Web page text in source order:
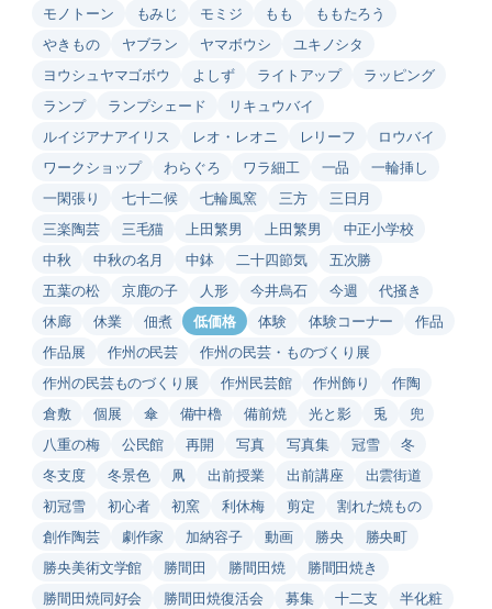
モノトーン
もみじ モミジ もも
ももたろう
やきもの
ヤブラン ヤマボウシ
ユキノシタ
ヨウシュヤマゴボウ
よしず ライトアップ
ラッピング
ランプ
ランプシェード
リキュウバイ
ルイジアナアイリス
レオ・レオニ レリーフ
ロウバイ
ワークショップ
わらぐろ ワラ細工 一品
一輪挿し
一閑張り
七十二候 七輪風窯 三方
三日月
三楽陶芸
三毛猫 上田繁男 上田繁男
中正小学校
中秋
中秋の名月 中鉢 二十四節気
五次勝
五葉の松
京鹿の子 人形 今井烏石 今週
代掻き
休廊
休業 佃煮 低価格 体験 体験コーナー
作品
作品展
作州の民芸
作州の民芸・ものづくり展
作州の民芸ものづくり展
作州民芸館 作州飾り
作陶
倉敷
個展 傘 備中櫓 備前焼 光と影 兎
兜
八重の梅
公民館 再開 写真 写真集 冠雪
冬
冬支度
冬景色 凧 出前授業 出前講座
出雲街道
初冠雪
初心者 初窯 利休梅 剪定
割れた焼もの
創作陶芸
劇作家 加納容子 動画 勝央
勝央町
勝央美術文学館
勝間田 勝間田焼
勝間田焼き
勝間田焼同好会
勝間田焼復活会 募集 十二支
半化粧